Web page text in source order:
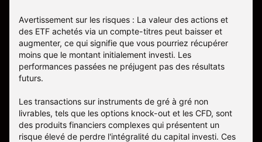
Avertissement sur les risques : La valeur des actions et
des ETF achetés via un compte-titres peut baisser et
augmenter, ce qui signifie que vous pourriez récupérer
moins que le montant initialement investi. Les
performances passées ne préjugent pas des résultats
futurs.
Les transactions sur instruments de gré à gré non
livrables, tels que les options knock-out et les CFD, sont
des produits financiers complexes qui présentent un
risque élevé de perdre l'intégralité du capital investi. Ces